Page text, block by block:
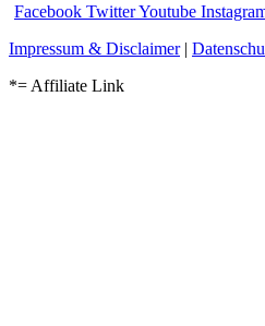
Facebook TwitterYoutube
Impressum & Disclaimer|
*= Affiliate Link